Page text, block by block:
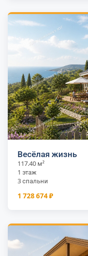
Весёлая жизнь
117.40 м²
1 этаж
3 спальни
1 728 674 ₽